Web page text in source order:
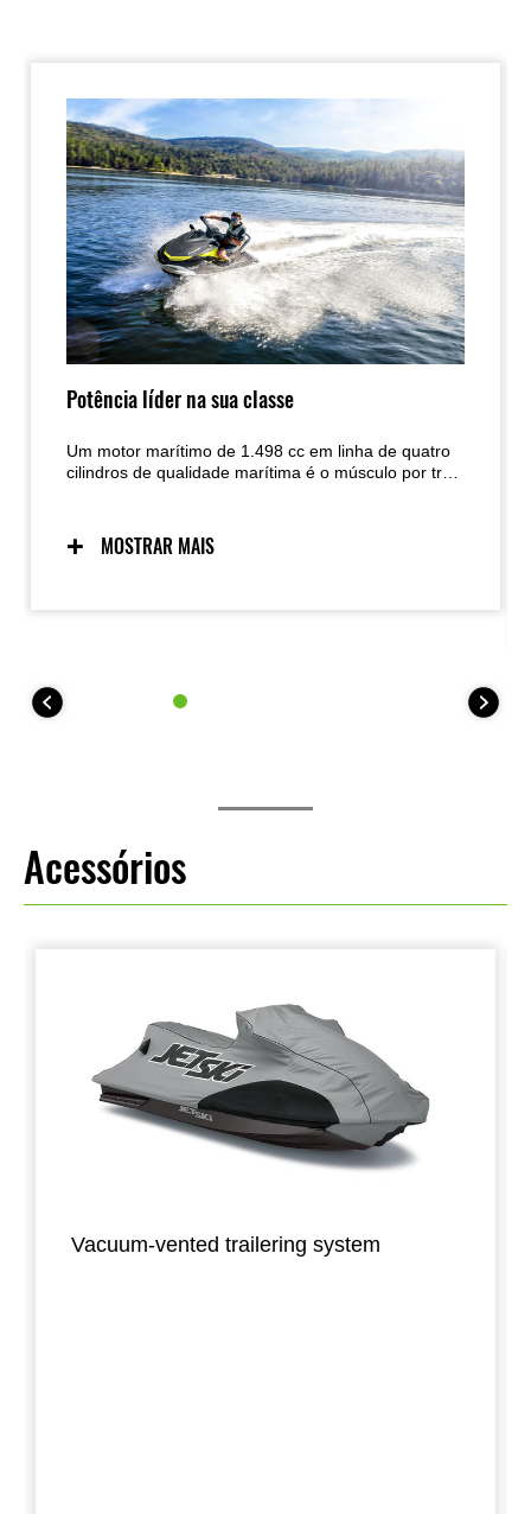
Potência líder na sua classe
Um motor marítimo de 1.498 cc em linha de quatro
cilindros de qualidade marítima é o músculo por trás
MOSTRAR MAIS
Acessórios
Vacuum-vented trailering system